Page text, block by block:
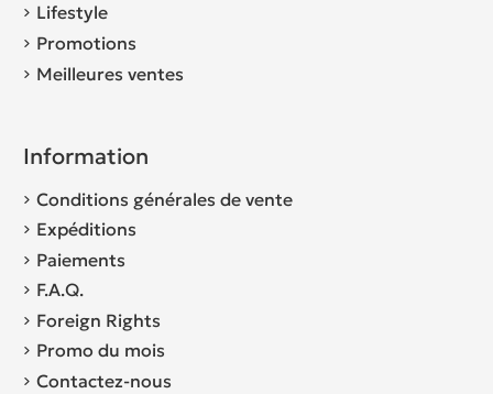
Lifestyle
Promotions
Meilleures ventes
Information
Conditions générales de vente
Expéditions
Paiements
F.A.Q.
Foreign Rights
Promo du mois
Contactez-nous